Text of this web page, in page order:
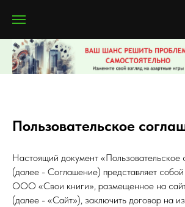
Пользовательское
Настоящий документ «Пользовательское
(далее - Соглашение) представляет
ООО «Свои книги», размещенное на
(далее - «Сайт»), заключить договор на